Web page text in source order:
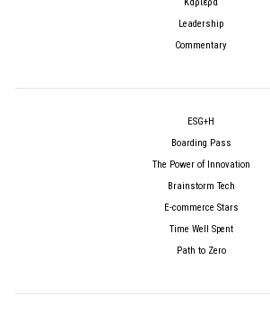
Leadership
Commentary
ESG+H
Boarding Pass
The Power of Innovation
Brainstorm Tech
E-commerce Stars
Time Well Spent
Path to Zero